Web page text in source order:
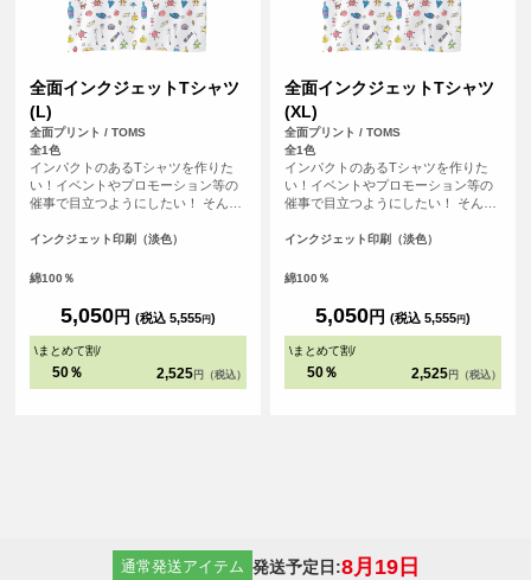
全面インクジェットTシャツ
(L)
全面プリント / TOMS
全1色
インパクトのあるTシャツを作りた
い！イベントやプロモーション等の
催事で目立つようにしたい！ そんな
ントできるTシャツです。首元から袖
所にプリントを入れることができま
伸びにくく耐久性の高い、5.6オンス
生地のTシャツを使用。せっかくデザ
インした全面プリントも剥がれるこ
用しています。
インクジェット印刷（淡色）
綿100％
5,050円 (税込 5,555円)
\まとめて割/
50％ 2,525 円（税込）
全面インクジェットTシャツ
(XL)
全面プリント / TOMS
全1色
インパクトのあるTシャツを作りた
い！イベントやプロモーション等の
催事で目立つようにしたい！ そんな
ントできるTシャツです。首元から袖
所にプリントを入れることができま
伸びにくく耐久性の高い、5.6オンス
生地のTシャツを使用。せっかくデザ
インした全面プリントも剥がれるこ
用しています。
インクジェット印刷（淡色）
綿100％
5,050円 (税込 5,555円)
\まとめて割/
50％ 2,525 円（税込）
通常発送アイテム 発送予定日:8月19日